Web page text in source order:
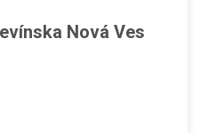
Nová Ves